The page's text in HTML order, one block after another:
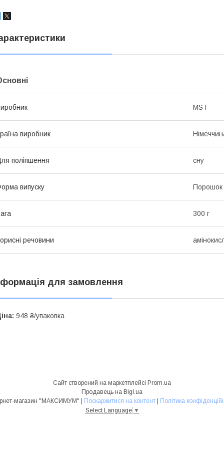
MST
виробник
поліпшення сну
випуску Порошок
300 г
речовини
для замовлення
948 ₴/упаковка
Сайт створений на маркетплейсі Prom.ua
Продавець на Bigl.ua
Інтернет-магазин "МАКСИМУМ" | Поскаржитися на контент | Політика
Select Language ▼